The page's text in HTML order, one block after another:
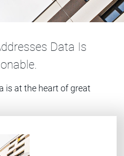
Data Is
is at the heart of great